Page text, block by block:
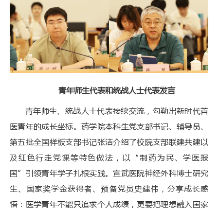
青年师生代表和统战人士代表发言
青年师生、统战人士代表接续交流，勾勒出新时代首
医青年的成长坐标。药学院本科生党支部书记、辅导员、
第五批全国样板支部书记张洁介绍了校院支部联建共建以
及红色行走党课等特色做法，以“制药为民、学医报
国”引领青年学子扎根实践。宣武医院神经外科博士研究
生、国家奖学金获得者、预备党员史建伟，分享成长感
悟：医学青年不能只追求个人成绩，更要把理想融入国家